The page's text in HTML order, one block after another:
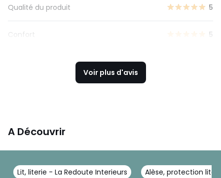
Qualité du produit 5
Confort 5
Voir plus d'avis
A Découvrir
Lit, literie - La Redoute Interieurs Alèse, protection